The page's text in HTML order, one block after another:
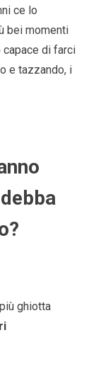
ce lo
bei momenti
capace di farci
e tazzando, i
ghiotta